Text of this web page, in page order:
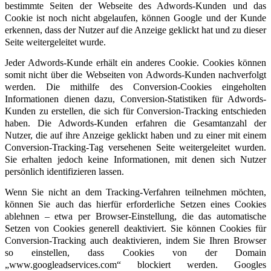
bestimmte Seiten der Webseite des Adwords-Kunden und das
Cookie ist noch nicht abgelaufen, können Google und der Kunde
erkennen, dass der Nutzer auf die Anzeige geklickt hat und zu dieser
Seite weitergeleitet wurde.
Jeder Adwords-Kunde erhält ein anderes Cookie. Cookies können
somit nicht über die Webseiten von Adwords-Kunden nachverfolgt
werden. Die mithilfe des Conversion-Cookies eingeholten
Informationen dienen dazu, Conversion-Statistiken für Adwords-
Kunden zu erstellen, die sich für Conversion-Tracking entschieden
haben. Die Adwords-Kunden erfahren die Gesamtanzahl der
Nutzer, die auf ihre Anzeige geklickt haben und zu einer mit einem
Conversion-Tracking-Tag versehenen Seite weitergeleitet wurden.
Sie erhalten jedoch keine Informationen, mit denen sich Nutzer
persönlich identifizieren lassen.
Wenn Sie nicht an dem Tracking-Verfahren teilnehmen möchten,
können Sie auch das hierfür erforderliche Setzen eines Cookies
ablehnen – etwa per Browser-Einstellung, die das automatische
Setzen von Cookies generell deaktiviert. Sie können Cookies für
Conversion-Tracking auch deaktivieren, indem Sie Ihren Browser
so einstellen, dass Cookies von der Domain
„www.googleadservices.com“ blockiert werden. Googles